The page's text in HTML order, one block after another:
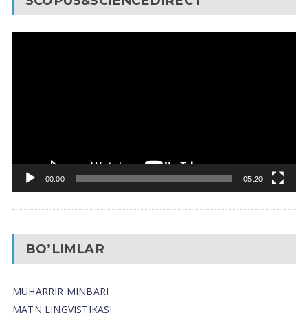
00:00 05:20
BO’LIMLAR
MUHARRIR MINBARI
MATN LINGVISTIKASI